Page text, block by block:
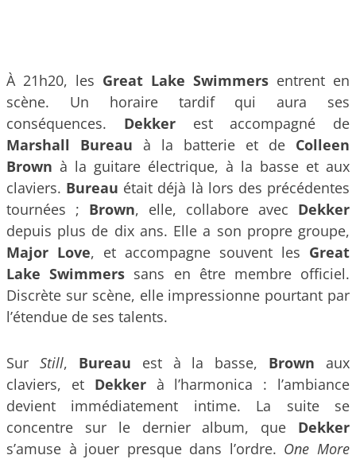
À 21h20, les Great Lake Swimmers entrent en
scène. Un horaire tardif qui aura ses
conséquences. Dekkerest accompagné de
Marshall Bureau à la batterie et de Colleen
Brown à la guitare électrique, à la basse et aux
claviers. Bureau était déjà là lors des précédentes
tournées ; Brown, elle, collabore avec Dekker
depuis plus de dix ans. Elle a son propre groupe,
Major Love, et accompagne souvent les Great
Lake Swimmers sans en être membre officiel.
Discrète sur scène, elle impressionne pourtant par
l’étendue de ses talents.
Sur Still, Bureau est à la basse, Brown aux
claviers, et Dekkerà l’harmonica : l’ambiance
devient immédiatement intime. La suite se
concentre sur le dernier album, que Dekker
s’amuse à jouer presque dans l’ordre. One More